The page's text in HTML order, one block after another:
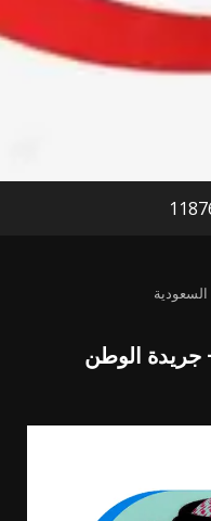
جريدة الوطن